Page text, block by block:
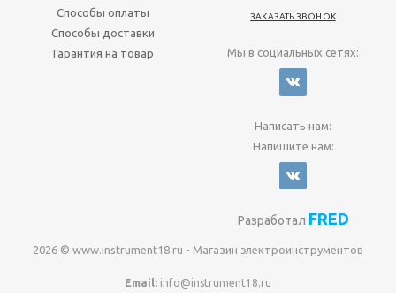
Способы оплаты
Способы доставки
Гарантия на товар
ЗАКАЗАТЬ ЗВОНОК
Мы в социальных сетях:
Написать нам:
Напишите нам:
Разработал FRED
2026 © www.instrument18.ru - Магазин электроинструментов
Email: info@instrument18.ru